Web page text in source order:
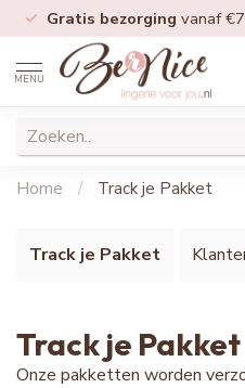
Gratis bezorging vanaf
MENU
Home / Track je Pakket
Track je Pakket
Track je Pakket
Onze pakketten worden